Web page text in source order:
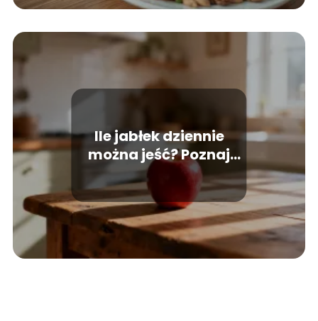
Ile jabłek dziennie
można jeść? Poznaj
zalecenia dietetyków